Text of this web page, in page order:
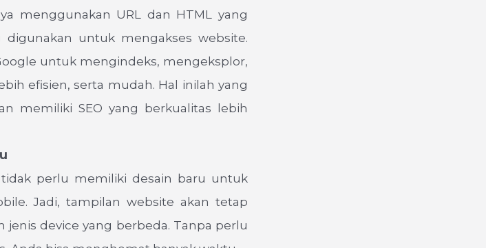
menggunakan URL dan HTML yang
untuk mengakses website.
untuk mengindeks, mengeksplor,
efisien, serta mudah. Hal inilah yang
memiliki SEO yang berkualitas lebih
perlu memiliki desain baru untuk
Jadi, tampilan website akan tetap
jenis device yang berbeda. Tanpa perlu